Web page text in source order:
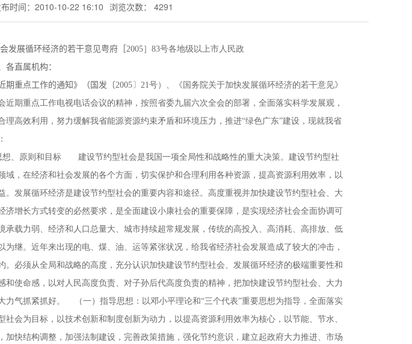
时间：2010-10-22 16:10 浏览次数： 4291
发展循环经济的若干意见粤府［ 2005］83号各地级以上市人民政
各直属机构：
期重点工作的通知》（国发〔2005〕21号）、《国务院关于加快发展循环经济的若干意见》
近期重点工作电视电话会议的精神，按照省委九届六次全会的部署，全面落实科学发展观，
高效利用，努力缓解我省能源资源约束矛盾和环境压力，推进“绿色广东”建设，现就我省
想、原则和目标 建设节约型社会是我国一项全局性和战略性的重大决策。建设节约型社
，在经济和社会发展的各个方面，切实保护和合理利用各种资源，提高资源利用效率，以
。发展循环经济是建设节约型社会的重要内容和途径。高度重视并加快建设节约型社会、大
济增长方式转变的必然要求，是全面建设小康社会的重要保障，是实现经济社会全面协调可
载力弱、经济和人口总量大、城市持续超常规发展，传统的高投入、高消耗、高排放、低
继。近年来出现的电、煤、油、运等紧张状况，给我省经济社会发展造成了较大的冲击，
必须从全局和战略的高度，充分认识加快建设节约型社会、发展循环经济的极端重要性和
使命感，以对人民高度负责、对子孙后代高度负责的精神，把加快建设节约型社会、大力
气抓紧抓好。
（一）指导思想：以邓小平理论和“三个代表”重要思想为指导，全面落实
会为目标，以技术创新和制度创新为动力，以提高资源利用效率为核心，以节能、节水、
快结构调整，加强法制建设，完善政策措施，强化节约意识，建立起政府大力推进、市场